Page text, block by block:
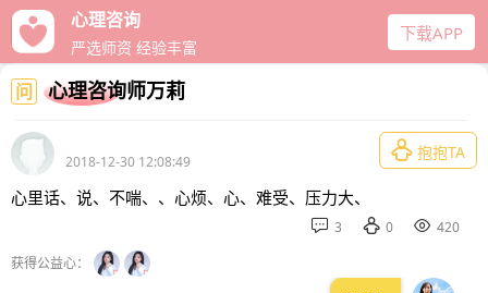
心理咨询
严选师资 经验丰富
下载APP
问 心理咨询师万莉
2018-12-30 12:08:49
 抱抱TA
心里话、说、不喘、、心烦、心、难受、压力大、
 3  0  420
获得公益心：